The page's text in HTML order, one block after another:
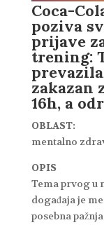
Coca-
poziva
prijave
trening:
zakazan
16h, a
OBLAST:
mentalno
OPIS
Tema prvog u
događaja je
posebna